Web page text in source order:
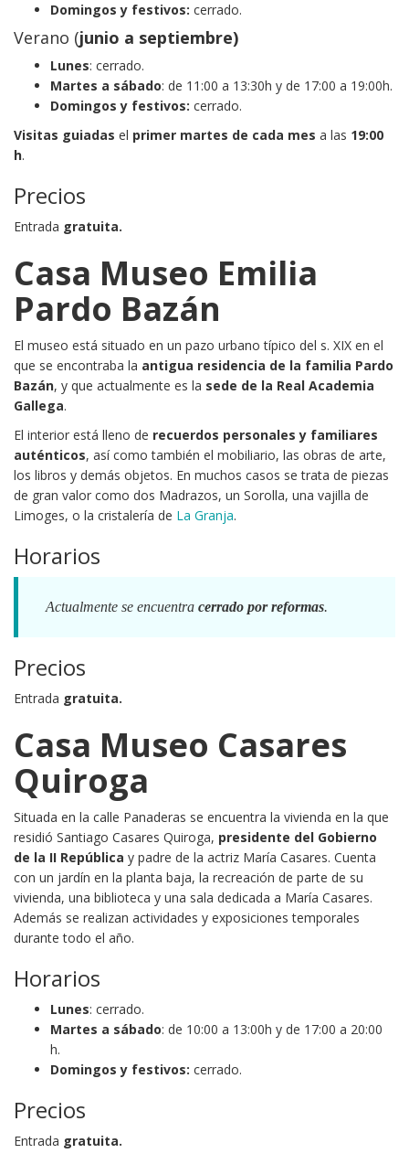
Domingos y festivos: cerrado.
Verano (junio a septiembre)
Lunes: cerrado.
Martes a sábado: de 11:00 a 13:30h y de 17:00 a 19:00h.
Domingos y festivos: cerrado.
Visitas guiadas el primer martes de cada mes a las 19:00
h.
Precios
Entrada gratuita.
Casa Museo Emilia
Pardo Bazán
El museo está situado en un pazo urbano típico del s. XIX en el
que se encontraba la antigua residencia de la familia Pardo
Bazán, y que actualmente es la sede de la Real Academia
Gallega.
El interior está lleno de recuerdos personales y familiares
auténticos, así como también el mobiliario, las obras de arte,
los libros y demás objetos. En muchos casos se trata de piezas
de gran valor como dos Madrazos, un Sorolla, una vajilla de
Limoges, o la cristalería de La Granja.
Horarios
Actualmente se encuentra cerrado por reformas.
Precios
Entrada gratuita.
Casa Museo Casares
Quiroga
Situada en la calle Panaderas se encuentra la vivienda en la que
residió Santiago Casares Quiroga, presidente del Gobierno
de la II República y padre de la actriz María Casares. Cuenta
con un jardín en la planta baja, la recreación de parte de su
vivienda, una biblioteca y una sala dedicada a María Casares.
Además se realizan actividades y exposiciones temporales
durante todo el año.
Horarios
Lunes: cerrado.
Martes a sábado: de 10:00 a 13:00h y de 17:00 a 20:00
h.
Domingos y festivos: cerrado.
Precios
Entrada gratuita.